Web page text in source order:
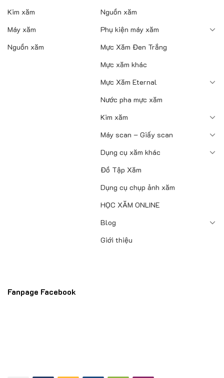
Kim xăm
Máy xăm
Nguồn xăm
Nguồn xăm
Phụ kiện máy xăm
Mực Xăm Đen Trắng
Mực xăm khác
Mực Xăm Eternal
Nước pha mực xăm
Kim xăm
Máy scan – Giấy scan
Dụng cụ xăm khác
Đồ Tập Xăm
Dụng cụ chụp ảnh xăm
HỌC XĂM ONLINE
Blog
Giới thiệu
Fanpage Facebook